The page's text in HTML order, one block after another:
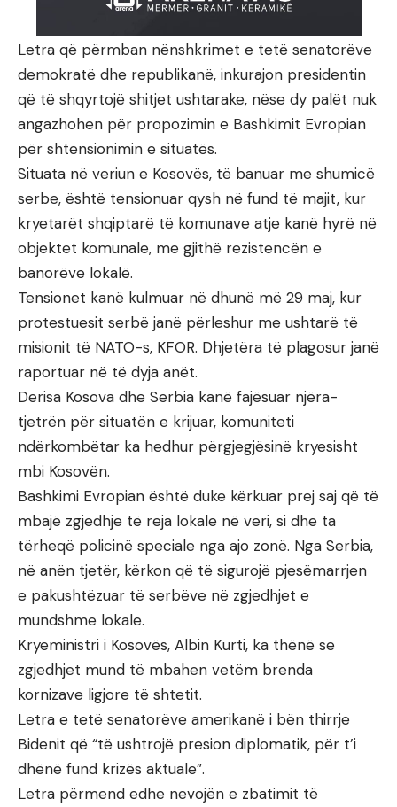
Letra që përmban nënshkrimet e tetë senatorëve
demokratë dhe republikanë, inkurajon presidentin
që të shqyrtojë shitjet ushtarake, nëse dy palët nuk
angazhohen për propozimin e Bashkimit Evropian
për shtensionimin e situatës.
Situata në veriun e Kosovës, të banuar me shumicë
serbe, është tensionuar qysh në fund të majit, kur
kryetarët shqiptarë të komunave atje kanë hyrë në
objektet komunale, me gjithë rezistencën e
banorëve lokalë.
Tensionet kanë kulmuar në dhunë më 29 maj, kur
protestuesit serbë janë përleshur me ushtarë të
misionit të NATO-s, KFOR. Dhjetëra të plagosur janë
raportuar në të dyja anët.
Derisa Kosova dhe Serbia kanë fajësuar njëra-
tjetrën për situatën e krijuar, komuniteti
ndërkombëtar ka hedhur përgjegjësinë kryesisht
mbi Kosovën.
Bashkimi Evropian është duke kërkuar prej saj që të
mbajë zgjedhje të reja lokale në veri, si dhe ta
tërheqë policinë speciale nga ajo zonë. Nga Serbia,
në anën tjetër, kërkon që të sigurojë pjesëmarrjen
e pakushtëzuar të serbëve në zgjedhjet e
mundshme lokale.
Kryeministri i Kosovës, Albin Kurti, ka thënë se
zgjedhjet mund të mbahen vetëm brenda
kornizave ligjore të shtetit.
Letra e tetë senatorëve amerikanë i bën thirrje
Bidenit që “të ushtrojë presion diplomatik, për t’i
dhënë fund krizës aktuale”.
Letra përmend edhe nevojën e zbatimit të